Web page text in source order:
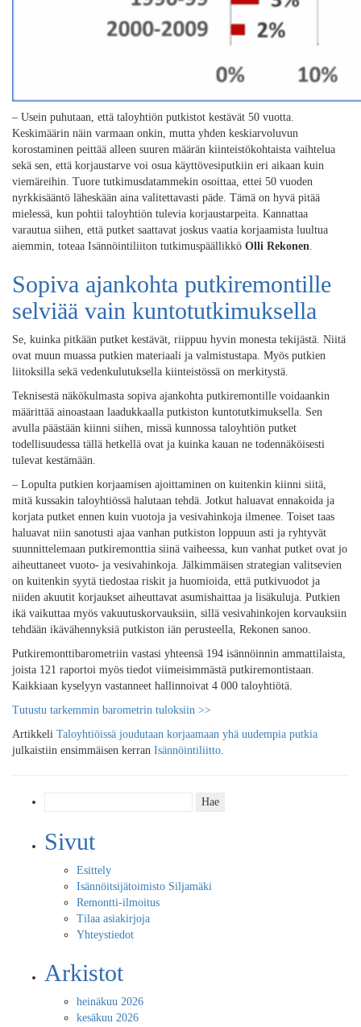
– Usein puhutaan, että taloyhtiön putkistot kestävät 50 vuotta.
Keskimäärin näin varmaan onkin, mutta yhden keskiarvoluvun
korostaminen peittää alleen suuren määrän kiinteistökohtaista vaihtelua
sekä sen, että korjaustarve voi osua käyttövesiputkiin eri aikaan kuin
viemäreihin. Tuore tutkimusdatammekin osoittaa, ettei 50 vuoden
nyrkkisääntö läheskään aina valitettavasti päde. Tämä on hyvä pitää
mielessä, kun pohtii taloyhtiön tulevia korjaustarpeita. Kannattaa
varautua siihen, että putket saattavat joskus vaatia korjaamista luultua
aiemmin, toteaa Isännöintiliiton tutkimuspäällikkö Olli Rekonen.
Sopiva ajankohta putkiremontille
selviää vain kuntotutkimuksella
Se, kuinka pitkään putket kestävät, riippuu hyvin monesta tekijästä. Niitä
ovat muun muassa putkien materiaali ja valmistustapa. Myös putkien
liitoksilla sekä vedenkulutuksella kiinteistössä on merkitystä.
Teknisestä näkökulmasta sopiva ajankohta putkiremontille voidaankin
määrittää ainoastaan laadukkaalla putkiston kuntotutkimuksella. Sen
avulla päästään kiinni siihen, missä kunnossa taloyhtiön putket
todellisuudessa tällä hetkellä ovat ja kuinka kauan ne todennäköisesti
tulevat kestämään.
– Lopulta putkien korjaamisen ajoittaminen on kuitenkin kiinni siitä,
mitä kussakin taloyhtiössä halutaan tehdä. Jotkut haluavat ennakoida ja
korjata putket ennen kuin vuotoja ja vesivahinkoja ilmenee. Toiset taas
haluavat niin sanotusti ajaa vanhan putkiston loppuun asti ja ryhtyvät
suunnittelemaan putkiremonttia siinä vaiheessa, kun vanhat putket ovat jo
aiheuttaneet vuoto- ja vesivahinkoja. Jälkimmäisen strategian valitsevien
on kuitenkin syytä tiedostaa riskit ja huomioida, että putkivuodot ja
niiden akuutit korjaukset aiheuttavat asumishaittaa ja lisäkuluja. Putkien
ikä vaikuttaa myös vakuutuskorvauksiin, sillä vesivahinkojen korvauksiin
tehdään ikävähennyksiä putkiston iän perusteella, Rekonen sanoo.
Putkiremonttibarometriin vastasi yhteensä 194 isännöinnin ammattilaista,
joista 121 raportoi myös tiedot viimeisimmästä putkiremontistaan.
Kaikkiaan kyselyyn vastanneet hallinnoivat 4 000 taloyhtiötä.
Tutustu tarkemmin barometrin tuloksiin >>
Artikkeli Taloyhtiöissä joudutaan korjaamaan yhä uudempia putkia
julkaistiin ensimmäisen kerran Isännöintiliitto.
Sivut
Esittely
Isännöitsijätoimisto Siljamäki
Remontti-ilmoitus
Tilaa asiakirjoja
Yhteystiedot
Arkistot
heinäkuu 2026
kesäkuu 2026